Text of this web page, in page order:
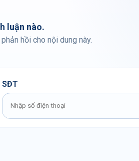
luận nào.
hồi cho nội dung này.
SĐT